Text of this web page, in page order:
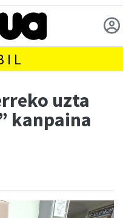
uzta
kanpaina